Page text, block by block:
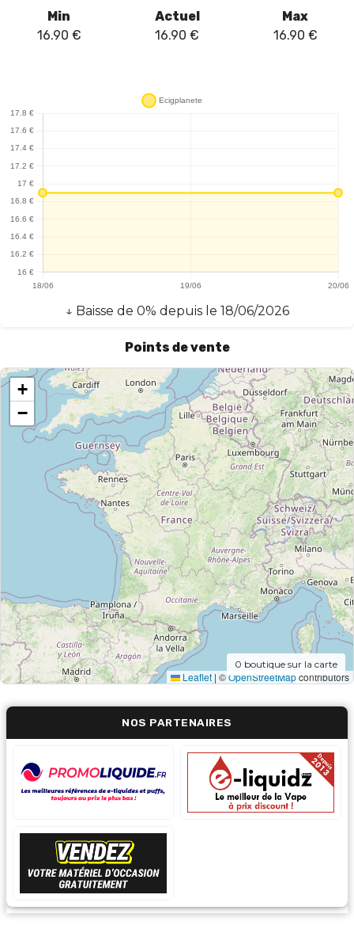
quête de sensations fortes. Chaque bouffée délivre une vapeur
dense et savoureuse, sans compromettre la qualité. En termes de
vapotage sans interruption. En conclusion, le Puff Falcon Mini 20K
- JNR est un choix judicieux pour les amateurs de vape à la
Min
16.90 €
Actuel
16.90 €
Max
16.90 €
↓ Baisse de 0% depuis le 18/06/2026
Points de vente
+
−
Leaflet | ©OpenStreetMapcontributors
0 boutique sur la carte
NOS PARTENAIRES